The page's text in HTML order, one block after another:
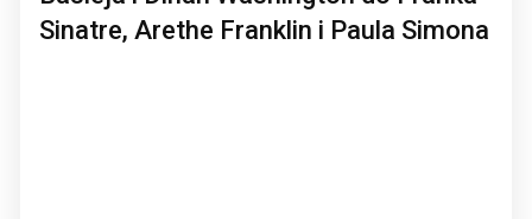
Sinatre, Arethe Franklin i Paula Simona